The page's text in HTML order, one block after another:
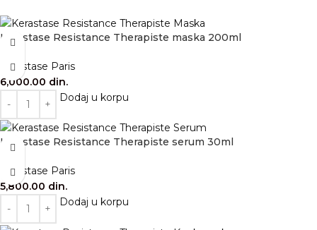
Kérastase Resistance Therapiste maska 200ml
Kérastase Paris
6,000.00 din.
Dodaj u korpu
Kérastase Resistance Therapiste serum 30ml
Kérastase Paris
5,800.00 din.
Dodaj u korpu